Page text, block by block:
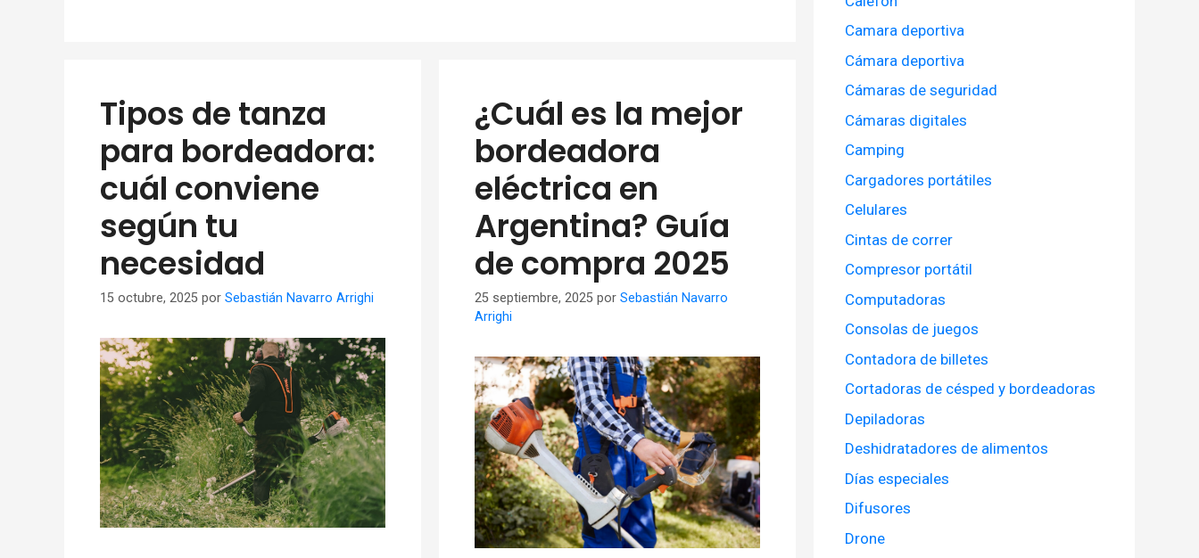
Tipos de tanza
para bordeadora:
cuál conviene
según tu
necesidad
15 octubre, 2025 por Sebastián Navarro Arrighi
¿Cuál es la mejor
bordeadora
eléctrica en
Argentina? Guía
de compra 2025
25 septiembre, 2025 por Sebastián Navarro
Arrighi
Camara deportiva
Cámara deportiva
Cámaras de seguridad
Cámaras digitales
Camping
Cargadores portátiles
Celulares
Cintas de correr
Compresor portátil
Computadoras
Consolas de juegos
Contadora de billetes
Cortadoras de césped y bordeadoras
Depiladoras
Deshidratadores de alimentos
Días especiales
Difusores
Drone